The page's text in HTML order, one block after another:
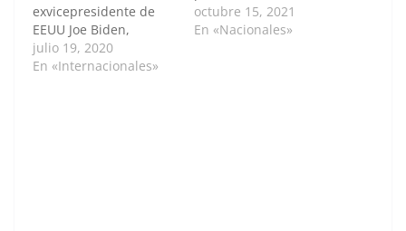
exvicepresidente de
EEUU Joe Biden,
ostenta ya una ventaja
de 15 puntos
julio 19, 2020
En «Internacionales»
Petro en Colombia,
logró hoy su
octubre 15, 2021
En «Nacionales»